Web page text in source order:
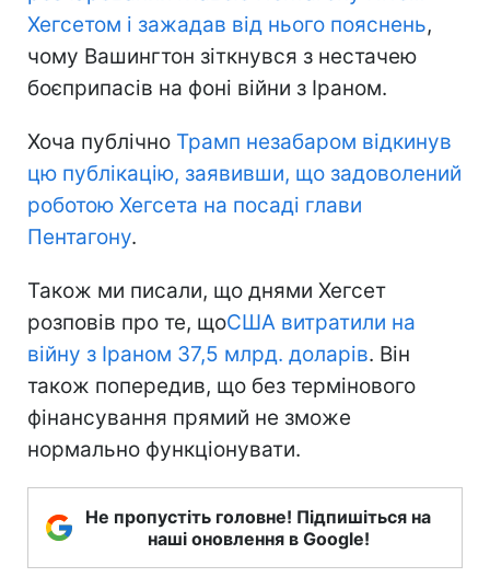
Хегсетом і зажадав від нього пояснень,
чому Вашингтон зіткнувся з нестачею
боєприпасів на фоні війни з Іраном.
Хоча публічно Трамп незабаром відкинув
цю публікацію, заявивши, що задоволений
роботою Хегсета на посаді глави
Пентагону.
Також ми писали, що днями Хегсет
розповів про те, щоСША витратили на
війну з Іраном 37,5 млрд. доларів. Він
також попередив, що без термінового
фінансування прямий не зможе
нормально функціонувати.
Не пропустіть головне! Підпишіться на
наші оновлення в Google!